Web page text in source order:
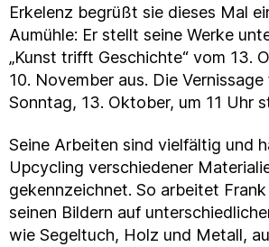
Erkelenz begrüßt sie dieses Mal
Aumühle: Er stellt seine Werke
„Kunst trifft Geschichte“ vom 13.
10. November aus. Die
Sonntag, 13. Oktober, um 11 Uhr
Seine Arbeiten sind vielfältig und
Upcycling verschiedener
gekennzeichnet. So arbeitet
seinen Bildern auf
wie Segeltuch, Holz und Metall,